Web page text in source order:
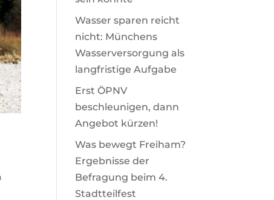
Wasser sparen reicht
nicht: Münchens
Wasserversorgung als
langfristige Aufgabe
Erst ÖPNV
beschleunigen, dann
Angebot kürzen!
Was bewegt Freiham?
Ergebnisse der
Befragung beim 4.
Stadtteilfest